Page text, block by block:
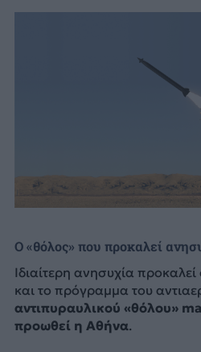
Ο «θόλος» που προκαλεί
Ιδιαίτερη ανησυχία
και το πρόγραμμα του
αντιπυραυλικού «θόλου»
προωθεί η Αθήνα.